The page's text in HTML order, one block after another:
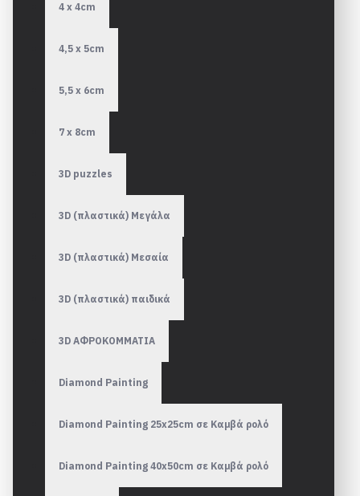
4 x 4cm
4,5 x 5cm
5,5 x 6cm
7 x 8cm
3D puzzles
3D (πλαστικά) Μεγάλα
3D (πλαστικά) Μεσαία
3D (πλαστικά) παιδικά
3D ΑΦΡΟΚΟΜΜΑΤΙΑ
Diamond Painting
Diamond Painting 25x25cm σε Καμβά ρολό
Diamond Painting 40x50cm σε Καμβά ρολό